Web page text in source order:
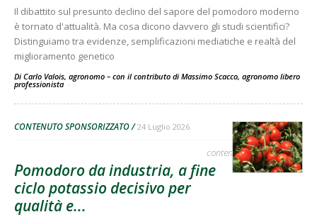
Il dibattito sul presunto declino del sapore del pomodoro moderno
è tornato d'attualità. Ma cosa dicono davvero gli studi scientifici?
Distinguiamo tra evidenze, semplificazioni mediatiche e realtà del
miglioramento genetico
Di Carlo Valois, agronomo – con il contributo di Massimo Scacco, agronomo libero
professionista -
CONTENUTO SPONSORIZZATO 24 Luglio 2026
contenuto sponsorizzato
Pomodoro da industria, a fine
ciclo potassio decisivo per
qualità e...